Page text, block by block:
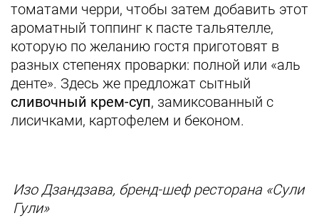
томатами черри, чтобы затем добавить этот
ароматный топпинг к пасте тальятелле,
которую по желанию гостя приготовят в
разных степенях проварки: полной или «аль
денте». Здесь же предложат сытный
сливочный крем-суп, замиксованный с
лисичками, картофелем и беконом.
Изо Дзандзава, бренд-шеф ресторана «Сули
Гули»